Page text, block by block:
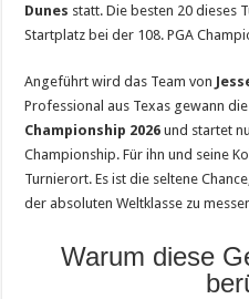
Dunes statt. Die besten 20 dieses
Startplatz bei der 108. PGA
Angeführt wird das Team von
Professional aus Texas gewann die
Championship 2026 und startet
Championship. Für ihn und seine
Turnierort. Es ist die seltene
der absoluten Weltklasse zu
Warum diese